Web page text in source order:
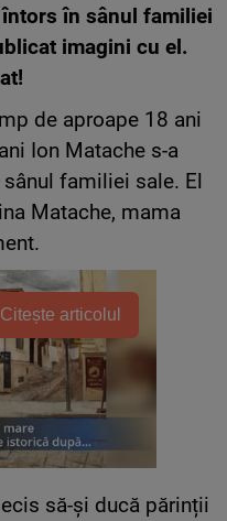
în sânul familiei
imagini cu el.
de aproape 18 ani
Ion Matache s-a
familiei sale. El
Matache, mama
Citește articolul
să-și ducă părinții